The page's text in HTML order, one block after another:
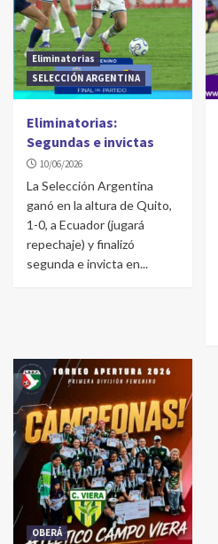
Eliminatorias
SELECCIÓN ARGENTINA
Eliminatorias:
Segundas e invictas
10/06/2026
La Selección Argentina
ganó en la altura de Quito,
1-0, a Ecuador (jugará
repechaje) y finalizó
segunda e invicta en...
OBERÁ